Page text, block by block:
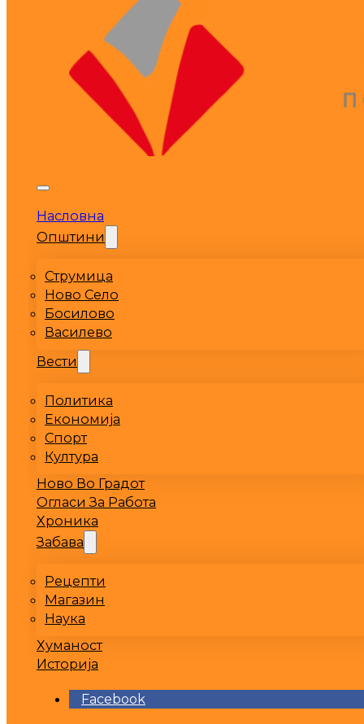
Насловна
Општини
Струмица
Ново Село
Босилово
Василево
Вести
Политика
Економија
Спорт
Култура
Ново Во Градот
Огласи За Работа
Хроника
Забава
Рецепти
Магазин
Наука
Хуманост
Историја
Facebook